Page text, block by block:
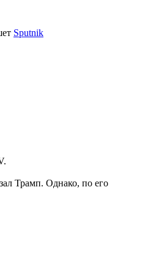
Sputnik
Трамп. Однако, по его